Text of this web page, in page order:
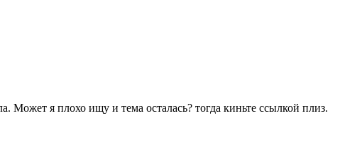
Может я плохо ищу и тема осталась? тогда киньте ссылкой плиз.